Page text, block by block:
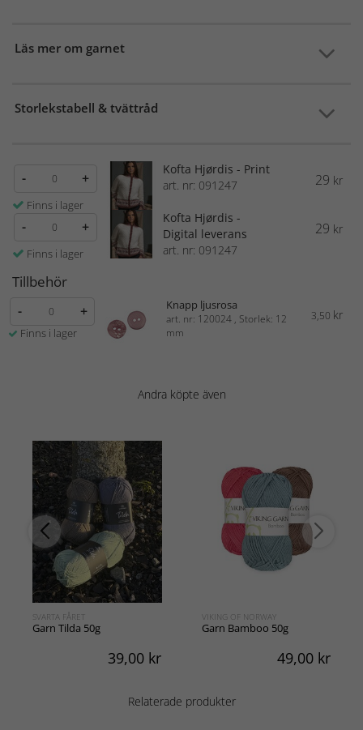
Läs mer om garnet
Storlekstabell & tvättråd
- +
Finns i lager
Kofta Hjørdis - Print
art. nr: 091247
29 kr
- +
Finns i lager
Kofta Hjørdis -
Digital leverans
art. nr: 091247
29 kr
Tillbehör
- +
Finns i lager
Knapp ljusrosa
art. nr: 120024 , Storlek: 12
mm
3,50 kr
Andra köpte även
SVARTA FÅRET
Garn Tilda 50g
39,00 kr
VIKING OF NORWAY
Garn Bamboo 50g
49,00 kr
Relaterade produkter